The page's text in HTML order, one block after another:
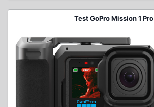
Test GoPro Mission 1 Pro